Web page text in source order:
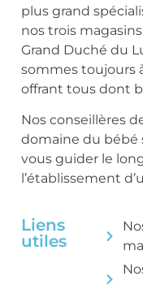
plus grand
nos trois
Grand Duché du
sommes toujours
offrant tous dont
Nos conseillères
domaine du bébé
vous guider le
l’établissement
Liens
utiles